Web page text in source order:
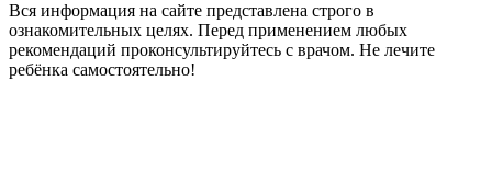
Вся информация на сайте представлена строго в
ознакомительных целях. Перед применением любых
рекомендаций проконсультируйтесь с врачом. Не лечите
ребёнка самостоятельно!